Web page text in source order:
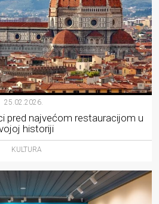
25.02.2026.
pred najvećom restauracijom u
historiji
KULTURA